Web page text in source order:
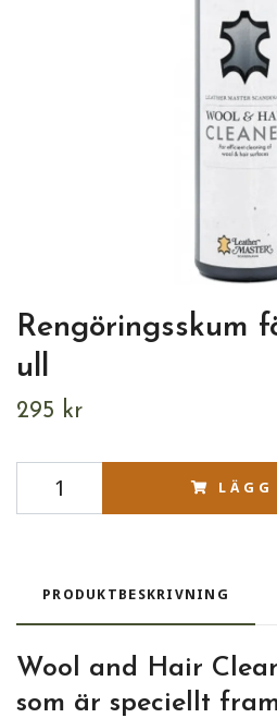
Rengöringsskum
ull
295 kr
PRODUKTBESKRIVNING
Wool and Hair
som är speciellt